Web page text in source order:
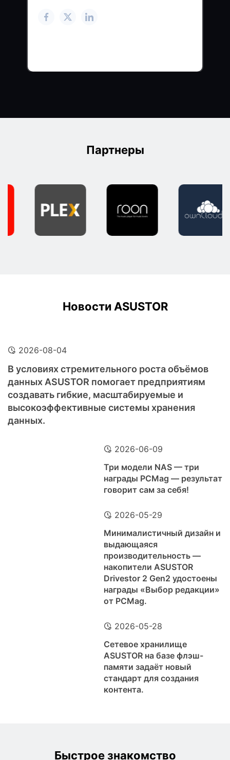
Партнеры
Новости ASUSTOR
2026-08-04
В условиях стремительного роста объёмов
данных ASUSTOR помогает предприятиям
создавать гибкие, масштабируемые и
высокоэффективные системы хранения
данных.
2026-06-09
Три модели NAS — три
награды PCMag — результат
говорит сам за себя!
2026-05-29
Минималистичный дизайн и
выдающаяся
производительность —
накопители ASUSTOR
Drivestor 2 Gen2 удостоены
награды «Выбор редакции»
от PCMag.
2026-05-28
Сетевое хранилище
ASUSTOR на базе флэш-
памяти задаёт новый
стандарт для создания
контента.
Быстрое знакомство